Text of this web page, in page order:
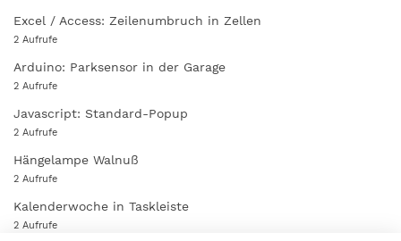
Excel / Access: Zeilenumbruch in Zellen
2 Aufrufe
Arduino: Parksensor in der Garage
2 Aufrufe
Javascript: Standard-Popup
2 Aufrufe
Hängelampe Walnuß
2 Aufrufe
Kalenderwoche in Taskleiste
2 Aufrufe